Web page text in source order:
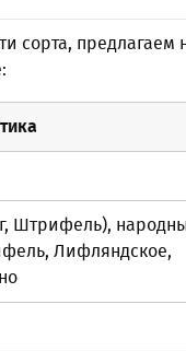
сорта, предлагаем
Штрифель),
Лифляндское,